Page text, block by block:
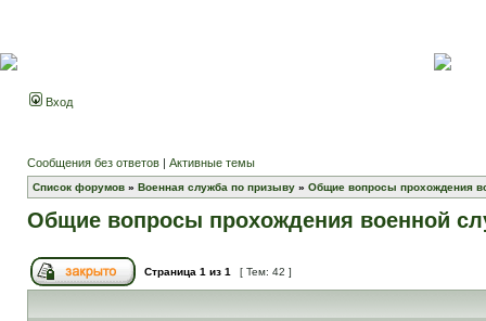
Вход
Сообщения без ответов | Активные темы
Список форумов » Военная служба по призыву » Общие вопросы прохождения
Общие вопросы прохождения военной
Страница 1 из 1 [ Тем: 42 ]